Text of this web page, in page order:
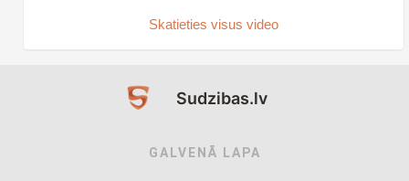
Skatieties visus video
Sudzibas.lv
GALVENĀ LAPA